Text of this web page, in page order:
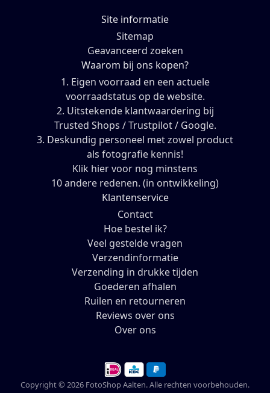
Site informatie
Sitemap
Geavanceerd zoeken
Waarom bij ons kopen?
1. Eigen voorraad en een actuele
voorraadstatus op de website.
2. Uitstekende klantwaardering bij
Trusted Shops / Trustpilot / Google.
3. Deskundig personeel met zowel product
als fotografie kennis!
Klik hier voor nog minstens
10 andere redenen. (in ontwikkeling)
Klantenservice
Contact
Hoe bestel ik?
Veel gestelde vragen
Verzendinformatie
Verzending in drukke tijden
Goederen afhalen
Ruilen en retourneren
Reviews over ons
Over ons
Copyright © 2026 FotoShop Aalten. Alle rechten voorbehouden.